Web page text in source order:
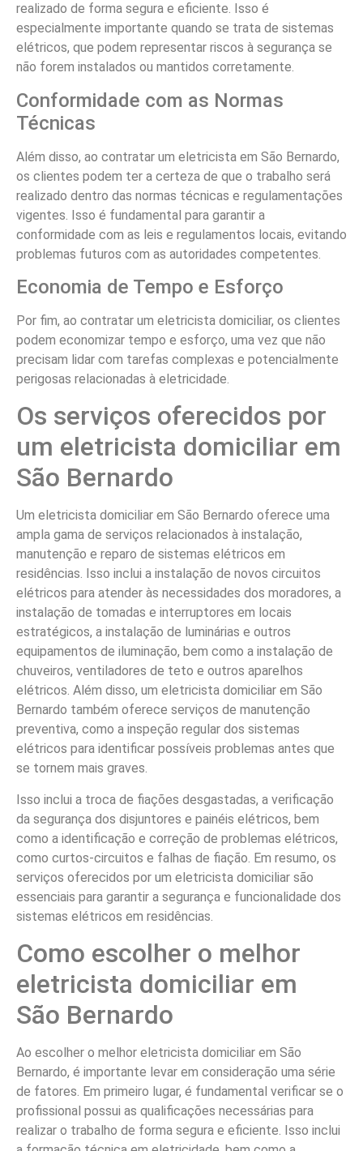
realizado de forma segura e eficiente. Isso é
especialmente importante quando se trata de sistemas
elétricos, que podem representar riscos à segurança se
não forem instalados ou mantidos corretamente.
Conformidade com as Normas
Técnicas
Além disso, ao contratar um eletricista em São Bernardo,
os clientes podem ter a certeza de que o trabalho será
realizado dentro das normas técnicas e regulamentações
vigentes. Isso é fundamental para garantir a
conformidade com as leis e regulamentos locais, evitando
problemas futuros com as autoridades competentes.
Economia de Tempo e Esforço
Por fim, ao contratar um eletricista domiciliar, os clientes
podem economizar tempo e esforço, uma vez que não
precisam lidar com tarefas complexas e potencialmente
perigosas relacionadas à eletricidade.
Os serviços oferecidos por
um eletricista domiciliar em
São Bernardo
Um eletricista domiciliar em São Bernardo oferece uma
ampla gama de serviços relacionados à instalação,
manutenção e reparo de sistemas elétricos em
residências. Isso inclui a instalação de novos circuitos
elétricos para atender às necessidades dos moradores, a
instalação de tomadas e interruptores em locais
estratégicos, a instalação de luminárias e outros
equipamentos de iluminação, bem como a instalação de
chuveiros, ventiladores de teto e outros aparelhos
elétricos. Além disso, um eletricista domiciliar em São
Bernardo também oferece serviços de manutenção
preventiva, como a inspeção regular dos sistemas
elétricos para identificar possíveis problemas antes que
se tornem mais graves.
Isso inclui a troca de fiações desgastadas, a verificação
da segurança dos disjuntores e painéis elétricos, bem
como a identificação e correção de problemas elétricos,
como curtos-circuitos e falhas de fiação. Em resumo, os
serviços oferecidos por um eletricista domiciliar são
essenciais para garantir a segurança e funcionalidade dos
sistemas elétricos em residências.
Como escolher o melhor
eletricista domiciliar em
São Bernardo
Ao escolher o melhor eletricista domiciliar em São
Bernardo, é importante levar em consideração uma série
de fatores. Em primeiro lugar, é fundamental verificar se o
profissional possui as qualificações necessárias para
realizar o trabalho de forma segura e eficiente. Isso inclui